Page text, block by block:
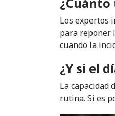
Los expertos
para reponer
cuando la
¿Y si el
La capacidad
rutina. Si es